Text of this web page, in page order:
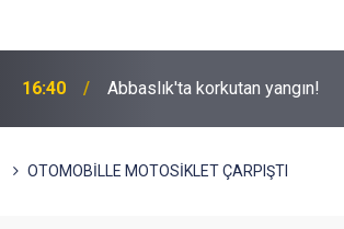
16:40 Abbaslık'ta korkutan yangın!
OTOMOBİLLE MOTOSİKLET ÇARPIŞTI